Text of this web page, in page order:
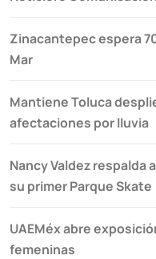
Zinacantepec espera
Mar
Mantiene Toluca
afectaciones por lluvia
Nancy Valdez respalda
su primer Parque Skate
UAEMéx abre
femeninas